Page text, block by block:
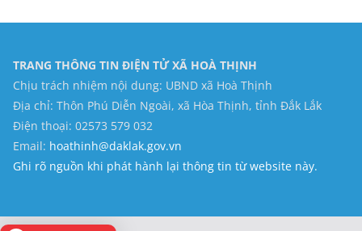
TRANG THÔNG TIN ĐIỆN TỬ XÃ HOÀ THỊNH
Chịu trách nhiệm nội dung: UBND xã Hoà Thịnh
Địa chỉ: Thôn Phú Diễn Ngoài, xã Hòa Thịnh, tỉnh Đắk Lắk
Điện thoại: 02573 579 032
Email: hoathinh@daklak.gov.vn
Ghi rõ nguồn khi phát hành lại thông tin từ website này.